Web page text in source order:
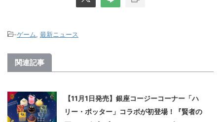
-ゲーム 最新ニュース
関連記事
【11月1日発売】銀座コージーコーナー「ハ
リー・ポッター」コラボが初登場！『賢者の